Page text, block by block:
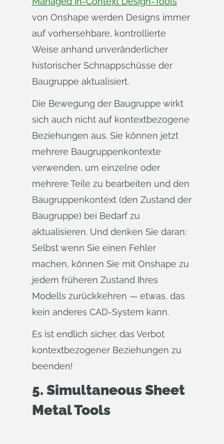
von Onshape werden Designs immer
auf vorhersehbare, kontrollierte
Weise anhand unveränderlicher
historischer Schnappschüsse der
Baugruppe aktualisiert.
Die Bewegung der Baugruppe wirkt
sich auch nicht auf kontextbezogene
Beziehungen aus. Sie können jetzt
mehrere Baugruppenkontexte
verwenden, um einzelne oder
mehrere Teile zu bearbeiten und den
Baugruppenkontext (den Zustand der
Baugruppe) bei Bedarf zu
aktualisieren. Und denken Sie daran:
Selbst wenn Sie einen Fehler
machen, können Sie mit Onshape zu
jedem früheren Zustand Ihres
Modells zurückkehren — etwas, das
kein anderes CAD-System kann.
Es ist endlich sicher, das Verbot
kontextbezogener Beziehungen zu
beenden!
5. Simultaneous Sheet
Metal Tools